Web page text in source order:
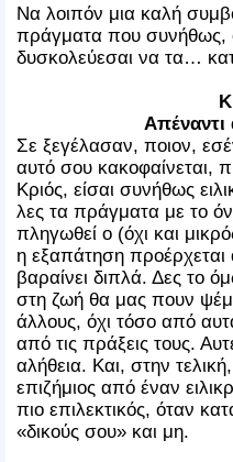
Να λοιπόν μια καλή
πράγματα που συνήθως,
δυσκολεύεσαι να τα…
Σε ξεγέλασαν, ποιον,
αυτό σου κακοφαίνεται,
Κριός, είσαι συνήθως
λες τα πράγματα με το
πληγωθεί ο (όχι και
η εξαπάτηση
βαραίνει διπλά. Δες το
στη ζωή θα μας πουν
άλλους, όχι τόσο από
από τις πράξεις τους.
αλήθεια. Και, στην
επιζήμιος από έναν
πιο επιλεκτικός, όταν
«δικούς σου» και μη.